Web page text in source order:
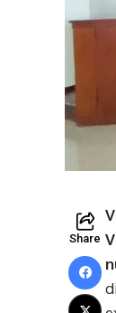
Share